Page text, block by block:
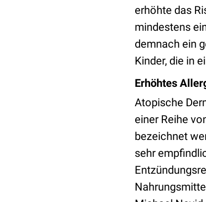
erhöhte das
mindestens
demnach ein
Kinder, die in
Erhöhtes
Atopische
einer Reihe
bezeichnet
sehr